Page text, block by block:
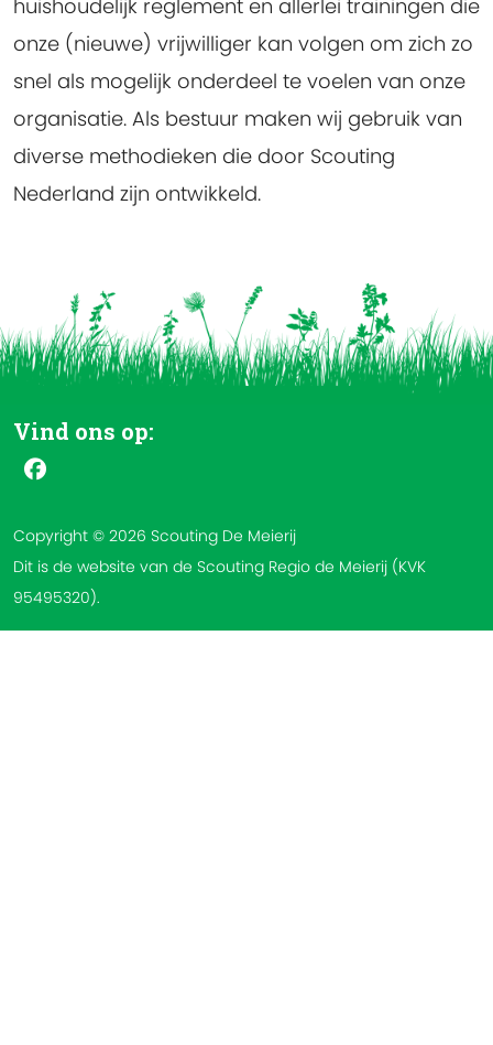
huishoudelijk reglement en allerlei trainingen die
onze (nieuwe) vrijwilliger kan volgen om zich zo
snel als mogelijk onderdeel te voelen van onze
organisatie. Als bestuur maken wij gebruik van
diverse methodieken die door Scouting
Nederland zijn ontwikkeld.
Vind ons op:
Copyright © 2026 Scouting De Meierij
Dit is de website van de Scouting Regio de Meierij (KVK
95495320).